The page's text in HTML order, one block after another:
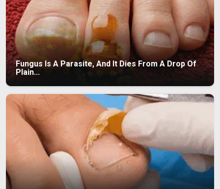
Fungus Is A Parasite, And It Dies From A Drop Of
Plain...